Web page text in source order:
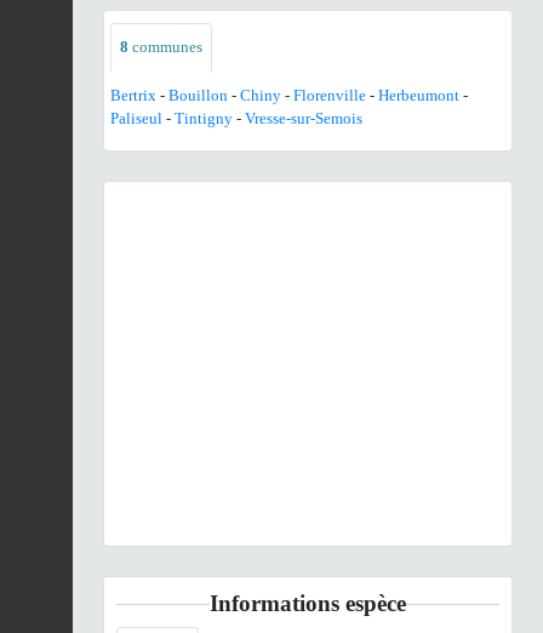
8 communes
Bertrix - Bouillon - Chiny - Florenville - Herbeumont -
Paliseul - Tintigny - Vresse-sur-Semois
Informations espèce